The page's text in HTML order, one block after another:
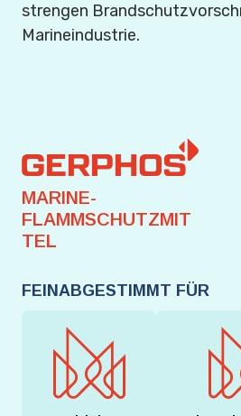
strengen
Marineindustrie.
MARINE-
FLAMMSCHUTZMIT
TEL
FEINABGESTIMMT FÜR